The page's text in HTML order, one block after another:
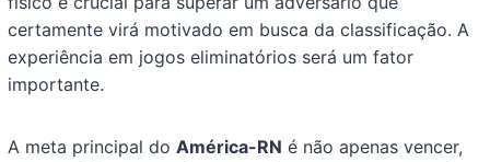
certamente virá motivado em busca da classificação. A
experiência em jogos eliminatórios será um fator
importante.
A meta principal doAmérica-RN é não apenas vencer,